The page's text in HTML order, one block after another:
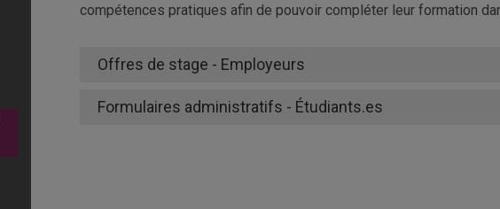
compétences pratiques afin de pouvoir compléter leur formation
Offres de stage - Employeurs
Formulaires administratifs - Étudiants.es